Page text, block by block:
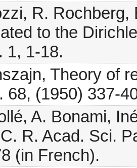
R.
to the
1, 1-18.
Theory of
68, (1950) 337-
A. Bonami,
R. Acad. Sci.
(in French).